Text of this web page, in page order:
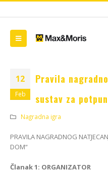
12
Feb
Pravila
sustav za
Nagradna igra
PRAVILA NAGRADNOG
DOM“
Članak 1: ORGANIZATOR